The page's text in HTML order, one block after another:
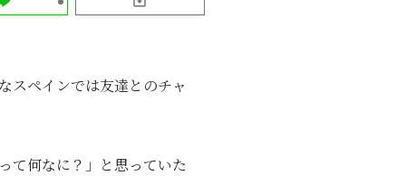
スペインでは友達とのチャ
て何なに？」と思っていた